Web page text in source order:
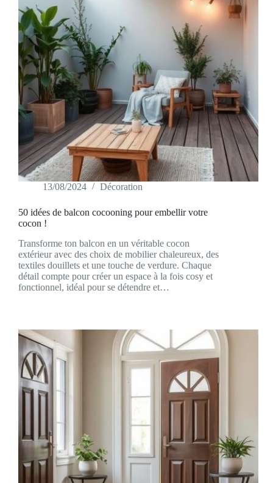
13/08/2024 Décoration
50 idées de balcon cocooning pour embellir votre
cocon !
Transforme ton balcon en un véritable cocon
extérieur avec des choix de mobilier chaleureux, des
textiles douillets et une touche de verdure. Chaque
détail compte pour créer un espace à la fois cosy et
fonctionnel, idéal pour se détendre et…